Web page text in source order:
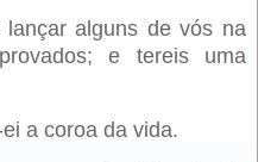
alguns de vós na
e tereis uma
a coroa da vida.